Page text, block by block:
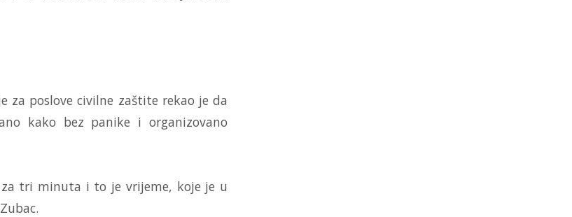
za poslove civilne zaštite rekao je da
kako bez panike i organizovano
za tri minuta i to je vrijeme, koje je u